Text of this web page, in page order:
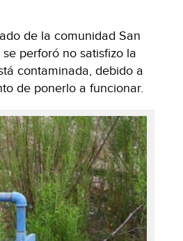
de la comunidad San
perforó no satisfizo la
contaminada, debido a
de ponerlo a funcionar.